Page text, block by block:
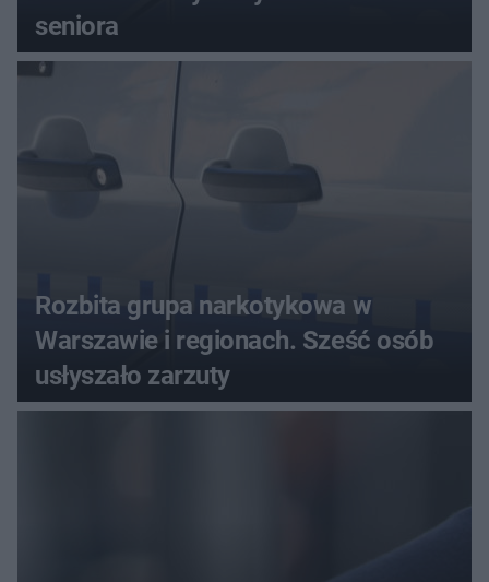
seniora
Rozbita grupa narkotykowa w
Warszawie i regionach. Sześć osób
usłyszało zarzuty